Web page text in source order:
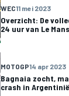
WEC11 mei 2023
Overzicht: De
24 uur van Le
MOTOGP14 apr 2023
Bagnaia zocht,
crash in Argentinië